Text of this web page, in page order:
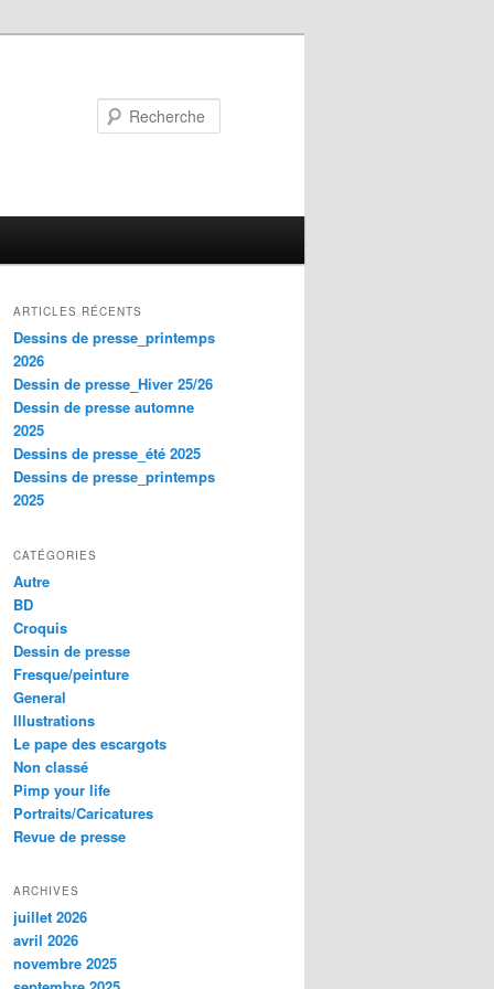
ARTICLES RÉCENTS
Dessins de presse_printemps
2026
Dessin de presse_Hiver 25/26
Dessin de presse automne
2025
Dessins de presse_été 2025
Dessins de presse_printemps
2025
CATÉGORIES
Autre
BD
Croquis
Dessin de presse
Fresque/peinture
General
Illustrations
Le pape des escargots
Non classé
Pimp your life
Portraits/Caricatures
Revue de presse
ARCHIVES
juillet 2026
avril 2026
novembre 2025